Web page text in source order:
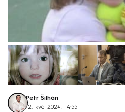
Petr Šilhán
12. kvě 2024, 14:55